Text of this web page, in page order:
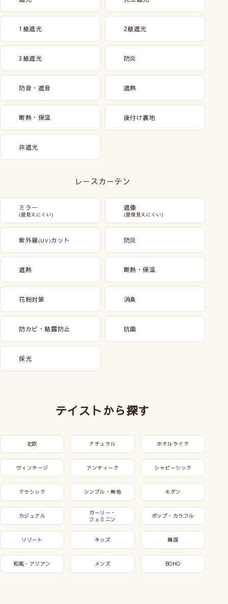
1級遮光 2級遮光
3級遮光 防炎
防音・遮音 遮熱
断熱・保温 後付け裏地
非遮光
レースカーテン
ミラー
(昼見えにくい)
遮像
(昼夜見えにくい)
紫外線(UV)カット 防炎
遮熱 断熱・保温
花粉対策 消臭
防カビ・結露防止 抗菌
採光
テイストから探す
北欧 ナチュラル ホテルライク
ヴィンテージ アンティーク シャビーシック
クラシック シンプル・無地 モダン
カジュアル
ガーリー・
フェミニン
ポップ・カラフル
リゾート キッズ 韓国
和風・アジアン メンズ BOHO